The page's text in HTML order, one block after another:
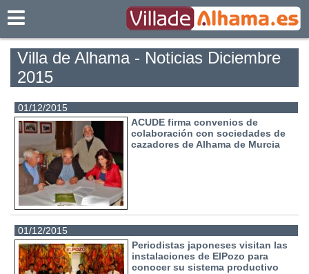
Villa de Alhama - Noticias Diciembre
2015
01/12/2015
ACUDE firma convenios de
colaboración con sociedades de
cazadores de Alhama de Murcia
01/12/2015
Periodistas japoneses visitan las
instalaciones de ElPozo para
conocer su sistema productivo